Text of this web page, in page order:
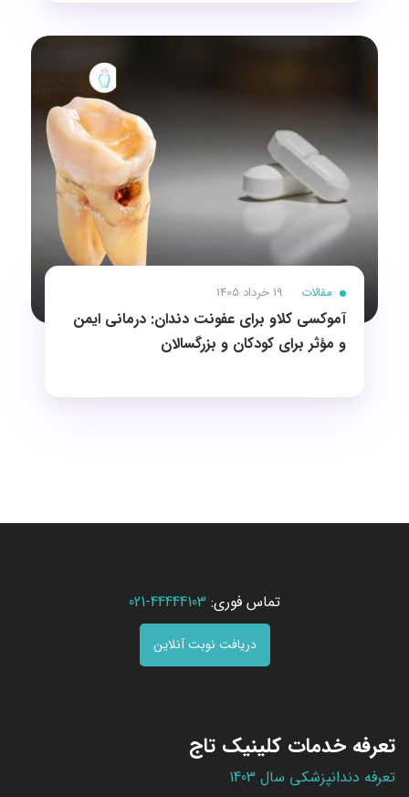
مقالات 19 خرداد 1405
آموکسی کلاو برای عفونت دندان: درمانی ایمن
و مؤثر برای کودکان و بزرگسالان
تماس فوری: 44444103-021
دریافت نوبت آنلاین
تعرفه خدمات کلینیک تاج
تعرفه دندانپزشکی سال 1403